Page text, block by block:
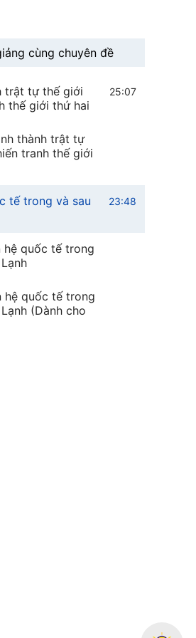
cùng chuyên đề
trật tự thế giới
thế giới thứ hai
25:07
thành trật tự
tranh thế giới
tế trong và sau
23:48
hệ quốc tế trong
hệ quốc tế trong
(Dành cho